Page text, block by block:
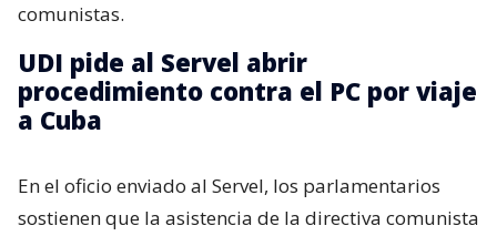
comunistas.
UDI pide al Servel abrir
procedimiento contra el PC por viaje
a Cuba
En el oficio enviado al Servel, los parlamentarios
sostienen que la asistencia de la directiva comunista